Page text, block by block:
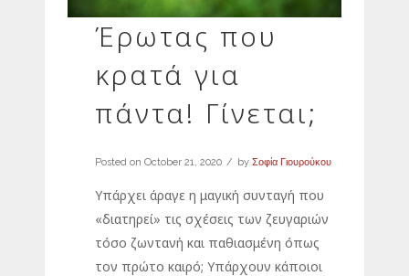
Έρωτας που
κρατά για
πάντα! Γίνεται;
Posted on October 21, 2020 by Σοφία Γιουρούκου
Υπάρχει άραγε η μαγική συνταγή που
«διατηρεί» τις σχέσεις των ζευγαριών
τόσο ζωντανή και παθιασμένη όπως
τον πρώτο καιρό; Υπάρχουν κάποιοι